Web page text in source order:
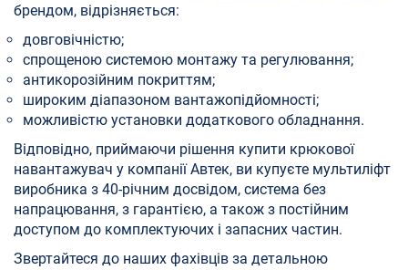
брендом, відрізняється:
довговічністю;
спрощеною системою монтажу та регулювання;
антикорозійним покриттям;
широким діапазоном вантажопідйомності;
можливістю установки додаткового обладнання.
Відповідно, приймаючи рішення купити крюкової
навантажувач у компанії Автек, ви купуєте мультиліфт
виробника з 40-річним досвідом, система без
напрацювання, з гарантією, а також з постійним
доступом до комплектуючих і запасних частин.
Звертайтеся до наших фахівців за детальною